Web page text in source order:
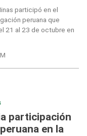
participó en el
peruana que
21 al 23 de octubre en
participación
en la